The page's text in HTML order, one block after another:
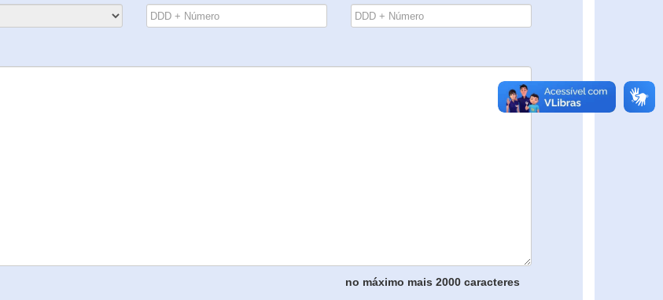
no máximo mais 2000 caracteres